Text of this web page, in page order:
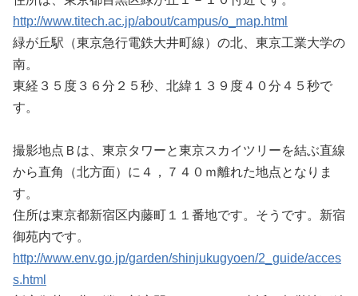
http://www.titech.ac.jp/about/campus/o_map.html
緑が丘駅（東京急行電鉄大井町線）の北、東京工業大学の
南。
東経３５度３６分２５秒、北緯１３９度４０分４５秒で
す。
撮影地点Ｂは、東京タワーと東京スカイツリーを結ぶ直線
から直角（北方面）に４，７４０ｍ離れた地点となりま
す。
住所は東京都新宿区内藤町１１番地です。そうです。新宿
御苑内です。
http://www.env.go.jp/garden/shinjukugyoen/2_guide/acces
s.html